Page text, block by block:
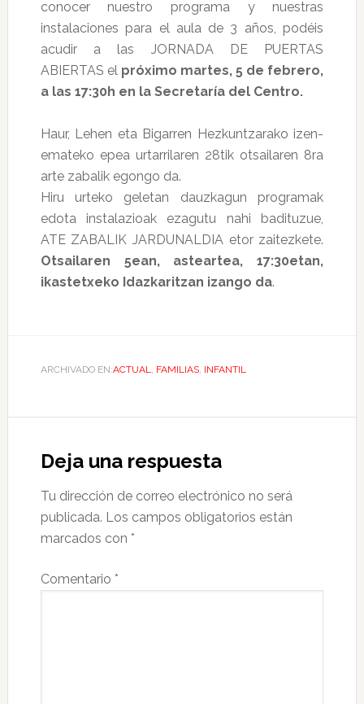
conocer nuestro programa y nuestras
instalaciones para el aula de 3 años, podéis
acudir a las JORNADA DE PUERTAS
ABIERTAS el próximo martes, 5 de febrero,
alas 17:30h en la Secretaría del Centro.
Haur, Lehen eta Bigarren Hezkuntzarako izen-
emateko epea urtarrilaren 28tik otsailaren 8ra
arte zabalik egongo da.
Hiru urteko geletan dauzkagun programak
edota instalazioak ezagutu nahi badituzue,
ATE ZABALIK JARDUNALDIA etor zaitezkete.
Otsailaren 5ean, asteartea, 17:30etan,
ikastetxeko Idazkaritzan izango da.
ARCHIVADO EN:ACTUAL FAMILIAS, INFANTIL
Deja una respuesta
Tu dirección de correo electrónico no será
publicada. Los campos obligatorios están
marcados con *
Comentario *